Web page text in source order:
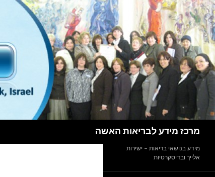
מרכז מידע לבריאות האשה
מידע בנושאי בריאות – ישירות
אלייך ובדיסקרטיות